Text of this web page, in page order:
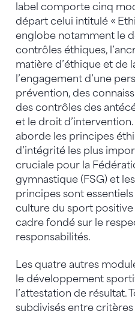
label comporte cinq
départ celui intitulé «
englobe notamment le
contrôles éthiques,
matière d’éthique et de
l’engagement d’une
prévention, des
des contrôles des
et le droit
aborde les principes
d’intégrité les plus
cruciale pour la
gymnastique (FSG) et
principes sont
culture du sport
cadre fondé sur le
responsabilités.
Les quatre autres
le développement
l’attestation de résultat.
subdivisés entre